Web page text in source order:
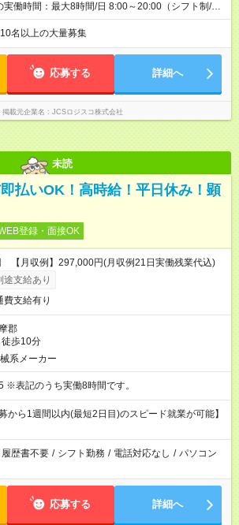
実働時間：最大8時間/日 8:00～20:00（シフト制/実
週5日勤務（場所次第では週4も有り） ※配達状況に
での勤務可能性有り ※案件により多少の前後あり
名以上の大量募集
応募する 詳細へ
掲載元企業名 JCSロジスコ株式会社
未読
払いOK！高時給！平日休み！顕
登録・面接OK
【月収例】297,000円(月収例21日実働残業代込)
途支給あり
費支給有り
郡
歩10分
系メーカー
8:30～17:45 ※表記のうち実働8時間です。
から1週間以内(最短2日目)のスピード就業が可能】
履歴書不要 / シフト勤務 / 電話対応なし / パソコン
応募する 詳細へ